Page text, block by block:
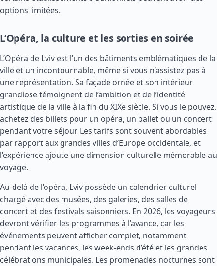
options limitées.
L’Opéra, la culture et les sorties en soirée
L’Opéra de Lviv est l’un des bâtiments emblématiques de la
ville et un incontournable, même si vous n’assistez pas à
une représentation. Sa façade ornée et son intérieur
grandiose témoignent de l’ambition et de l’identité
artistique de la ville à la fin du XIXe siècle. Si vous le pouvez,
achetez des billets pour un opéra, un ballet ou un concert
pendant votre séjour. Les tarifs sont souvent abordables
par rapport aux grandes villes d’Europe occidentale, et
l’expérience ajoute une dimension culturelle mémorable au
voyage.
Au-delà de l’opéra, Lviv possède un calendrier culturel
chargé avec des musées, des galeries, des salles de
concert et des festivals saisonniers. En 2026, les voyageurs
devront vérifier les programmes à l’avance, car les
événements peuvent afficher complet, notamment
pendant les vacances, les week-ends d’été et les grandes
célébrations municipales. Les promenades nocturnes sont